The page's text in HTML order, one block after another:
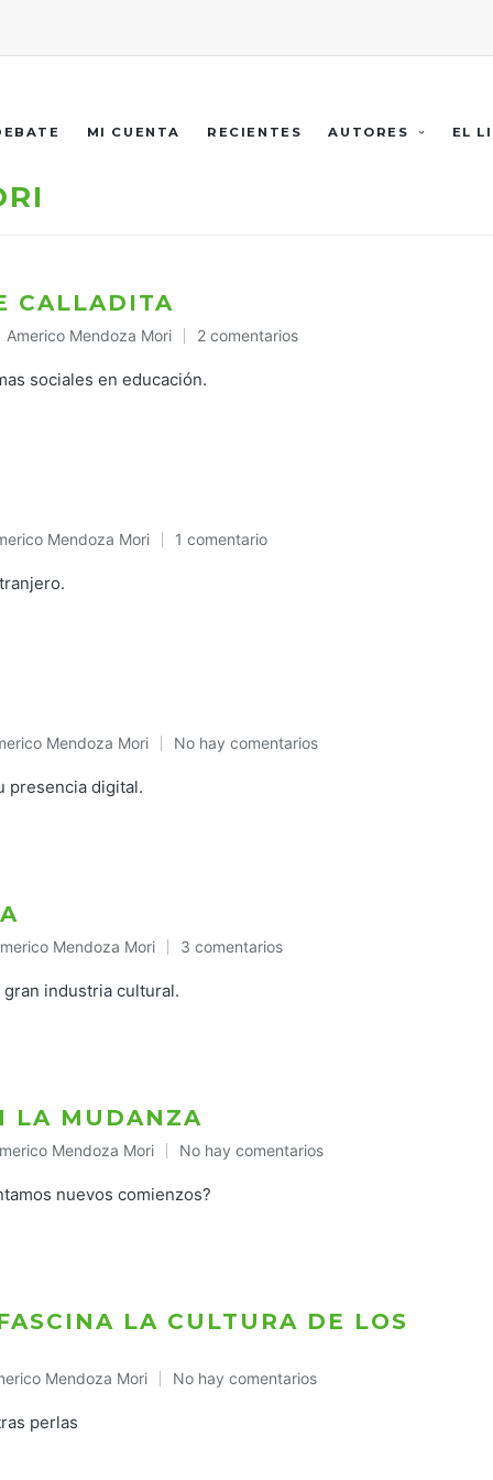
MI CUENTA RECIENTES AUTORES EL
CALLADITA
Publicado
en
Americo Mendoza Mori 2 comentarios
sociales en educación.
Mendoza Mori 1 comentario
Mendoza Mori No hay comentarios
presencia digital.
Mendoza Mori 3 comentarios
industria cultural.
LA MUDANZA
Mendoza Mori No hay comentarios
nuevos comienzos?
LA CULTURA DE LOS
Mendoza Mori No hay comentarios
perlas